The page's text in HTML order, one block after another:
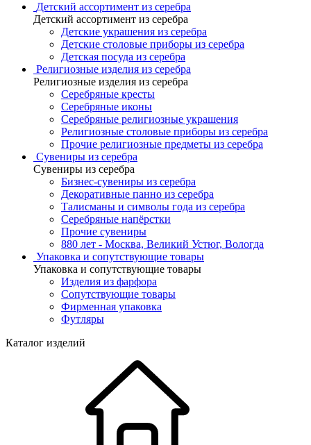
Детский ассортимент из серебра
Детский ассортимент из серебра
Детские украшения из серебра
Детские столовые приборы из серебра
Детская посуда из серебра
Религиозные изделия из серебра
Религиозные изделия из серебра
Серебряные кресты
Серебряные иконы
Серебряные религиозные украшения
Религиозные столовые приборы из серебра
Прочие религиозные предметы из серебра
Сувениры из серебра
Сувениры из серебра
Бизнес-сувениры из серебра
Декоративные панно из серебра
Талисманы и символы года из серебра
Серебряные напёрстки
Прочие сувениры
880 лет - Москва, Великий Устюг, Вологда
Упаковка и сопутствующие товары
Упаковка и сопутствующие товары
Изделия из фарфора
Сопутствующие товары
Фирменная упаковка
Футляры
Каталог изделий